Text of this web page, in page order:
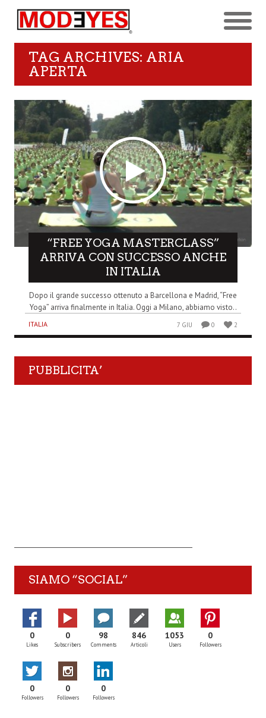
TAG ARCHIVES: ARIA
APERTA
“FREE YOGA MASTERCLASS”
ARRIVA CON SUCCESSO ANCHE
IN ITALIA
Dopo il grande successo ottenuto a Barcellona e Madrid, “Free
Yoga” arriva finalmente in Italia. Oggi a Milano, abbiamo visto..
ITALIA 7 GIU 0 2
PUBBLICITA’
SIAMO “SOCIAL”
0
Likes
0
Subscribers
98
Comments
846
Articoli
1053
Users
0
Followers
0
Followers
0
Followers
0
Followers